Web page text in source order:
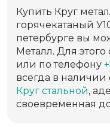
Купить Круг
горячекатаный
петербурге вы
Металл. Для этого
или по телефону
всегда в
Круг стальной,
своевременная